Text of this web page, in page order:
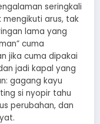
seringkali
arus, tak
lama yang
cuma
jika cuma dipakai
jadi kapal yang
gagang kayu
si nyopir tahu
perubahan, dan